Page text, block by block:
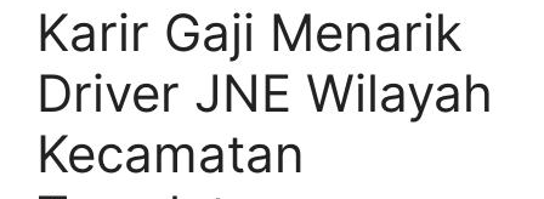
Karir Gaji Menarik
Driver JNE Wilayah
Kecamatan